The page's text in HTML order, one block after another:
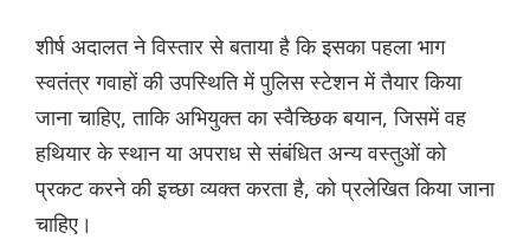
शीर्ष अदालत ने विस्तार से बताया है कि इसका पहला भाग
स्वतंत्र गवाहों की उपस्थिति में पुलिस स्टेशन में तैयार किया
जाना चाहिए, ताकि अभियुक्त का स्वैच्छिक बयान, जिसमें वह
हथियार के स्थान या अपराध से संबंधित अन्य वस्तुओं को
प्रकट करने की इच्छा व्यक्त करता है, को प्रलेखित किया जाना
चाहिए।